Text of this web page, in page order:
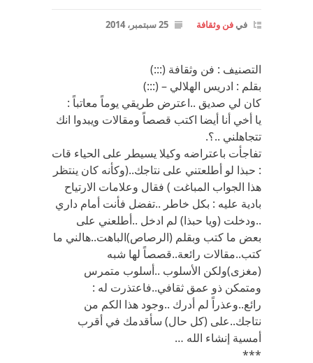
في فن وثقافة 25 سبتمبر، 2014
التصنيف : فن وثقافة (:::)
بقلم : ادريس الهلالي – (:::)
كان لي صديق ..اعترض طريقي يوماً معاتباً :
يا أخي أنا أيضا اكتب قصصاً ومقالات ويبدوا انك
تتجاهلني ..؟.
تفاجأت باعتراضه وكيلا يسيطر على الحياء قات
: حبذا لو أطلعتني على نتاجك..(وكأنه كان ينتظر
هذا الجواب المباغت ) فقال وعلامات الارتياح
بادية عليه : بكل خاطر ..تفضل فأنت أمام داري
..ودخلت (ويا حبذا) لم ادخل ..أطلعني على
بعض ما كتب وبقلم (الرصاص)الباهت..هالني ما
كتب..مقالات رائعة..قصصاً لها شبه
(مغزى)ولكن الأسلوب ..أسلوب متمرس
ومتمكن ذو عمق ثقافي..فاعتذرت له :
رائع..وعذراً لم أدرك ..وجود هذا الكم من
نتاجك..على (كل حال) سأقدمك في أقرب
أمسية إنشاء الله …
***